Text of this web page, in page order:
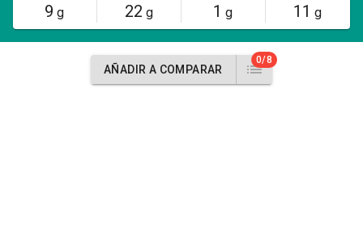
9 g 22 g 1 g 11 g
AÑADIR A COMPARAR
0/8